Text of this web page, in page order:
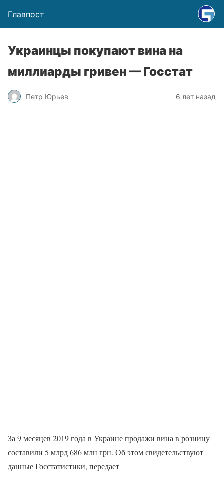
Главпост
Украинцы покупают вина на
миллиарды гривен — Госстат
Петр Юрьев 6 лет назад
За 9 месяцев 2019 года в Украине продажи вина в розницу
составили 5 млрд 686 млн грн. Об этом свидетельствуют
данные Госстатистики, передает